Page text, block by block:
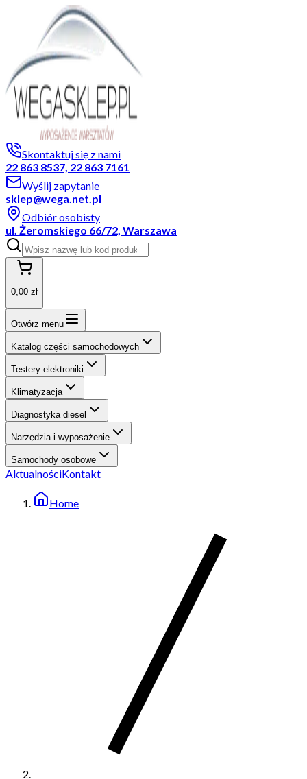
Skontaktuj się z nami
22 863 8537, 22 863 7161
Wyślij zapytanie
sklep@wega.net.pl
Odbiór osobisty
ul. Żeromskiego 66/72, Warszawa
0,00 zł
Otwórz menu
Katalog części samochodowych
Testery elektroniki
Klimatyzacja
Diagnostyka diesel
Narzędzia i wyposażenie
Samochody osobowe
AktualnościKontakt
Home